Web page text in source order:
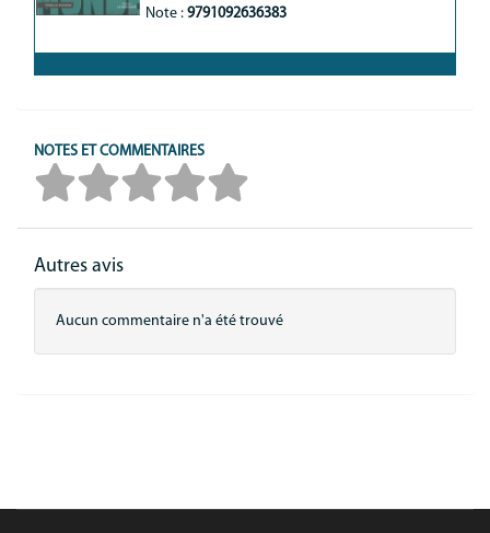
Note : 9791092636383
NOTES ET COMMENTAIRES
Autres avis
Aucun commentaire n'a été trouvé